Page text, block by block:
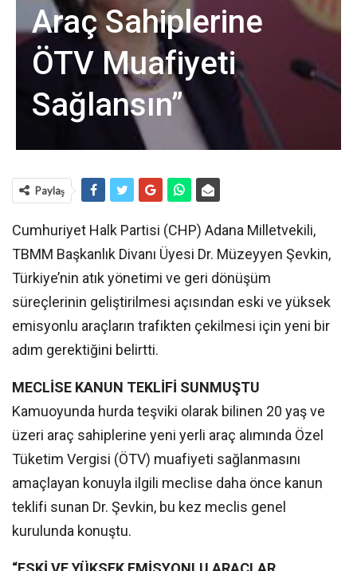
Araç Sahiplerine
ÖTV Muafiyeti
Sağlansın”
Paylaş
Cumhuriyet Halk Partisi (CHP) Adana Milletvekili,
TBMM Başkanlık Divanı Üyesi Dr. Müzeyyen Şevkin,
Türkiye’nin atık yönetimi ve geri dönüşüm
süreçlerinin geliştirilmesi açısından eski ve yüksek
emisyonlu araçların trafikten çekilmesi için yeni bir
adım gerektiğini belirtti.
MECLİSE KANUN TEKLİFİ SUNMUŞTU
Kamuoyunda hurda teşviki olarak bilinen 20 yaş ve
üzeri araç sahiplerine yeni yerli araç alımında Özel
Tüketim Vergisi (ÖTV) muafiyeti sağlanmasını
amaçlayan konuyla ilgili meclise daha önce kanun
teklifi sunan Dr. Şevkin, bu kez meclis genel
kurulunda konuştu.